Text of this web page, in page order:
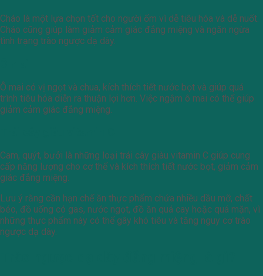
Cháo là một lựa chọn tốt cho người ốm vì dễ tiêu hóa và dễ nuốt.
Cháo cũng giúp làm giảm cảm giác đắng miệng và ngăn ngừa
tình trạng trào ngược dạ dày.
Ô mai có vị ngọt và chua, kích thích tiết nước bọt và giúp quá
trình tiêu hóa diễn ra thuận lợi hơn. Việc ngậm ô mai có thể giúp
giảm cảm giác đắng miệng.
Cam, quýt, bưởi là những loại trái cây giàu vitamin C giúp cung
cấp năng lượng cho cơ thể và kích thích tiết nước bọt, giảm cảm
giác đắng miệng.
Lưu ý rằng cần hạn chế ăn thực phẩm chứa nhiều dầu mỡ, chất
béo, đồ uống có gas, nước ngọt, đồ ăn quá cay hoặc quá mặn, vì
những thực phẩm này có thể gây khó tiêu và tăng nguy cơ trào
ngược dạ dày.